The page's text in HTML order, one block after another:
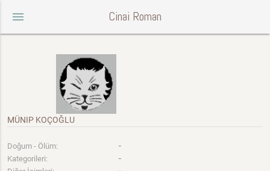
menu Cinai Roman
MÜNIP KOÇOĞLU
Doğum - Ölüm: -
Kategorileri: -